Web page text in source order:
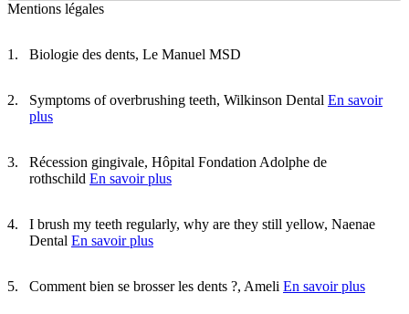
Mentions légales
Biologie des dents, Le Manuel MSD
Symptoms of overbrushing teeth, Wilkinson Dental En savoir
plus
Récession gingivale, Hôpital Fondation Adolphe de
rothschild En savoir plus
I brush my teeth regularly, why are they still yellow, Naenae
Dental En savoir plus
Comment bien se brosser les dents ?, Ameli En savoir plus